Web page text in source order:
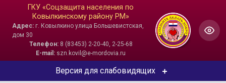
ГКУ «Соцзащита населения по
Ковылкинскому району РМ»
Адрес: г. Ковылкино улица Большевистская,
дом 30
Телефон:8 (83453) 2-20-40, 2-25-68
E-mail: szn.kovil@e-mordovia.ru
Версия для слабовидящих